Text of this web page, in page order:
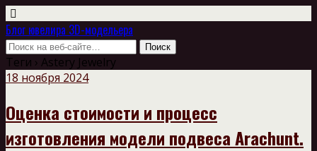
Блог ювелира 3D-модельера
Теги › Astery Jewelry
18 ноября 2024
Оценка стоимости и процесс
изготовления модели подвеса Arachunt.